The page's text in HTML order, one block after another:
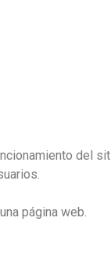
del
página web.